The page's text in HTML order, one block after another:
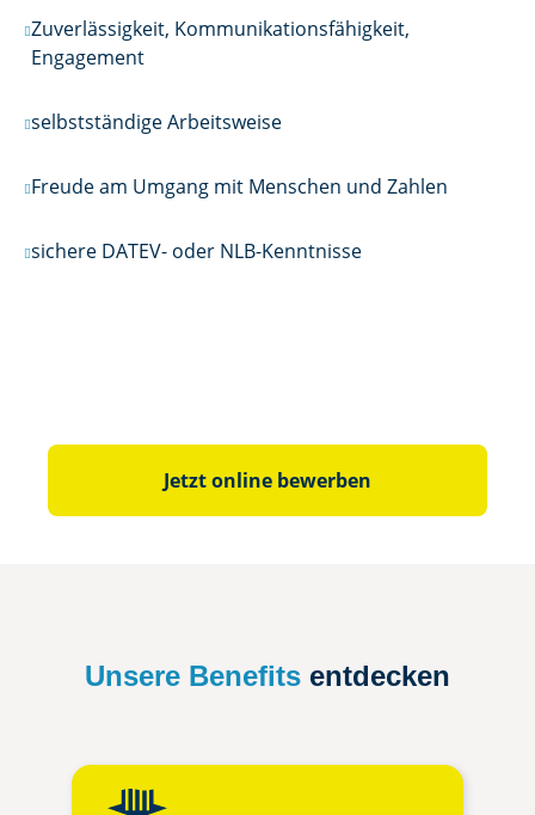
Zuverlässigkeit, Kommunikationsfähigkeit,
Engagement
selbstständige Arbeitsweise
Freude am Umgang mit Menschen und Zahlen
sichere DATEV- oder NLB-Kenntnisse
Jetzt online bewerben
Unsere Benefits entdecken